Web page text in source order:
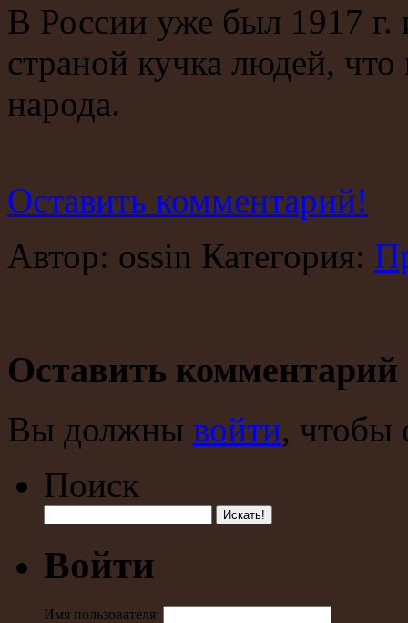
В России уже был 1917 г.
страной кучка людей, что
народа.
Оставить комментарий!
Автор: ossin Категория:
Оставить комментарий
Вы должны войти, чтобы
Поиск
Войти
Имя пользователя: